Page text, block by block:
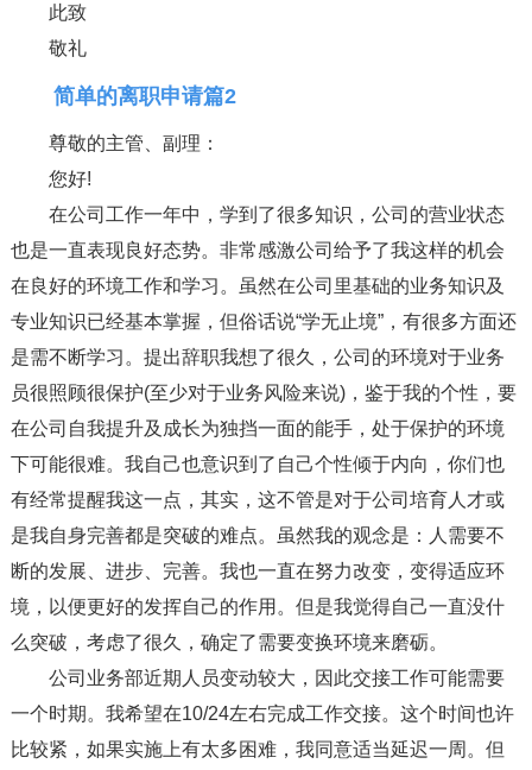
此致
敬礼
简单的离职申请篇2
尊敬的主管、副理：
您好!
在公司工作一年中，学到了很多知识，公司的营业状态
也是一直表现良好态势。非常感激公司给予了我这样的机会
在良好的环境工作和学习。虽然在公司里基础的业务知识及
专业知识已经基本掌握，但俗话说“学无止境”，有很多方面还
是需不断学习。提出辞职我想了很久，公司的环境对于业务
员很照顾很保护(至少对于业务风险来说)，鉴于我的个性，要
在公司自我提升及成长为独挡一面的能手，处于保护的环境
下可能很难。我自己也意识到了自己个性倾于内向，你们也
有经常提醒我这一点，其实，这不管是对于公司培育人才或
是我自身完善都是突破的难点。虽然我的观念是：人需要不
断的发展、进步、完善。我也一直在努力改变，变得适应环
境，以便更好的发挥自己的作用。但是我觉得自己一直没什
么突破，考虑了很久，确定了需要变换环境来磨砺。
公司业务部近期人员变动较大，因此交接工作可能需要
一个时期。我希望在10/24左右完成工作交接。这个时间也许
比较紧，如果实施上有太多困难，我同意适当延迟一周。但